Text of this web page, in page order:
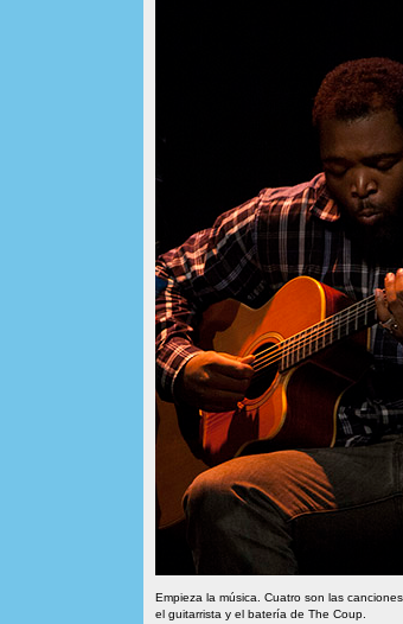
Empieza la música. Cuatro son las
el guitarrista y el batería de The Coup.